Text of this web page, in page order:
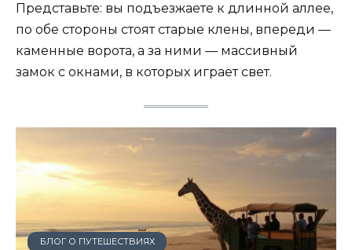
Представьте: вы подъезжаете к длинной аллее,
по обе стороны стоят старые клены, впереди —
каменные ворота, а за ними — массивный
замок с окнами, в которых играет свет.
БЛОГ О ПУТЕШЕСТВИЯХ